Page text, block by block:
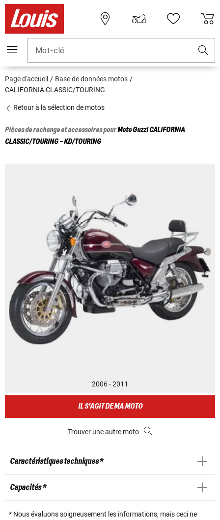
Mot-clé
Page d'accueil
Base de données motos
CALIFORNIA CLASSIC/TOURING
Retour à la sélection de motos
Pièces de rechange et accessoires pourMoto GuzziCALIFORNIA
CLASSIC/TOURING - KD/TOURING
2006 - 2011
IL S'AGIT DE MA MOTO
Trouver une autre moto
Caractéristiques techniques *
Capacités *
* Nous évaluons soigneusement les informations, mais ceci ne